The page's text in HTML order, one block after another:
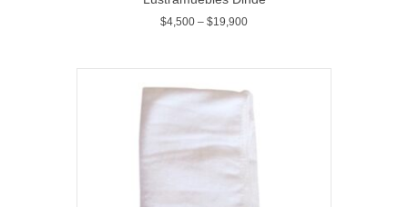
$4,500 – $19,900